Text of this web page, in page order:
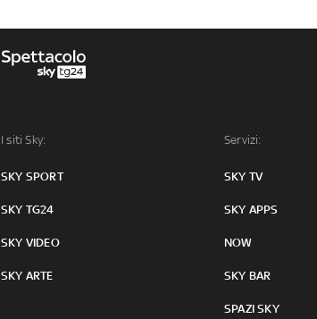
I siti Sky:
SKY SPORT
SKY TG24
SKY VIDEO
SKY ARTE
Servizi:
SKY TV
SKY APPS
NOW
SKY BAR
SPAZI SKY